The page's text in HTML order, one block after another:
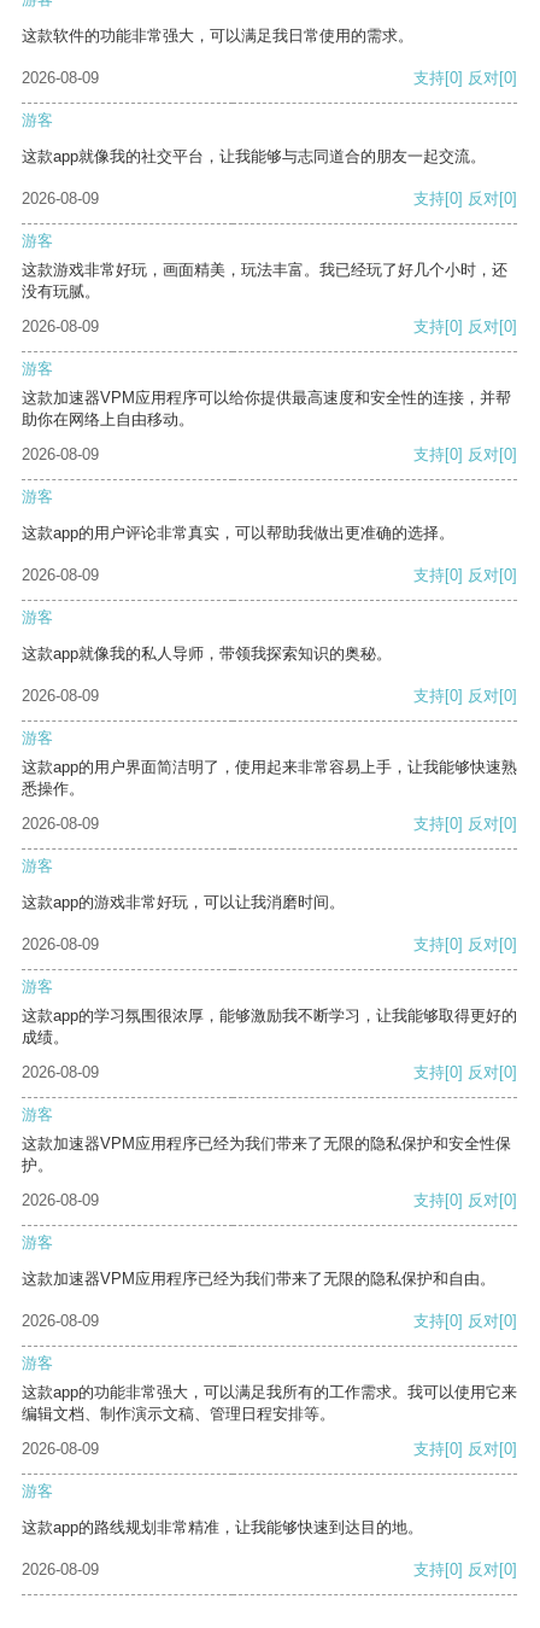
这款软件的功能非常强大，可以满足我日常使用的需求。
2026-08-09 支持[0] 反对[0]
游客
这款app就像我的社交平台，让我能够与志同道合的朋友一起交流。
2026-08-09 支持[0] 反对[0]
游客
这款游戏非常好玩，画面精美，玩法丰富。我已经玩了好几个小时，还
没有玩腻。
2026-08-09
支持[0] 反对[0]
游客
这款加速器VPM应用程序可以给你提供最高速度和安全性的连接，并帮
助你在网络上自由移动。
2026-08-09
支持[0] 反对[0]
游客
这款app的用户评论非常真实，可以帮助我做出更准确的选择。
2026-08-09 支持[0] 反对[0]
游客
这款app就像我的私人导师，带领我探索知识的奥秘。
2026-08-09 支持[0] 反对[0]
游客
这款app的用户界面简洁明了，使用起来非常容易上手，让我能够快速熟
悉操作。
2026-08-09
支持[0] 反对[0]
游客
这款app的游戏非常好玩，可以让我消磨时间。
2026-08-09 支持[0] 反对[0]
游客
这款app的学习氛围很浓厚，能够激励我不断学习，让我能够取得更好的
成绩。
2026-08-09
支持[0] 反对[0]
游客
这款加速器VPM应用程序已经为我们带来了无限的隐私保护和安全性保
护。
2026-08-09
支持[0] 反对[0]
游客
这款加速器VPM应用程序已经为我们带来了无限的隐私保护和自由。
2026-08-09 支持[0] 反对[0]
游客
这款app的功能非常强大，可以满足我所有的工作需求。我可以使用它来
编辑文档、制作演示文稿、管理日程安排等。
2026-08-09
支持[0] 反对[0]
游客
这款app的路线规划非常精准，让我能够快速到达目的地。
2026-08-09 支持[0] 反对[0]